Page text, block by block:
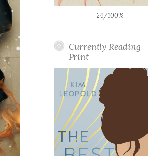
24/100%
Currently Reading –
Print